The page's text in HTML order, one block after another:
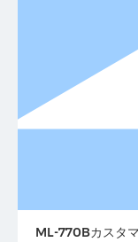
ML-770Bカスタ